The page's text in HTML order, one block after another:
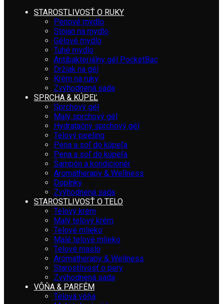
STAROSTLIVOSŤ O RUKY
Penové mydlo
Stojan na mydlo
Gélové mydlo
Tuhé mydlo
Antibakteriálny gél PocketBac
Držiak na gél
Krém na ruky
Zvýhodnená sada
SPRCHA & KÚPEĽ
Sprchový gél
Malý sprchový gél
Hydratačný sprchový gél
Telový peeling
Pena a soľ do kúpeľa
Pena a soľ do kúpeľa
Šampón a kondicionér
Aromatherapy & Wellness
Doplnky
Zvýhodnená sada
STAROSTLIVOSŤ O TELO
Telový krém
Malý telový krém
Telové mlieko
Malé telové mlieko
Telové maslo
Aromatherapy & Wellness
Starostlivosť o pery
Zvýhodnená sada
VÔŇA & PARFÉM
Telová vôňa